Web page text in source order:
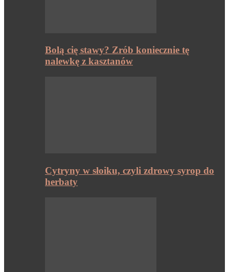
Bolą cię stawy? Zrób koniecznie tę
nalewkę z kasztanów
Cytryny w słoiku, czyli zdrowy syrop do
herbaty